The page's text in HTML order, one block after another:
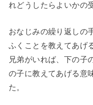
れどうしたらよいかの
おなじみの繰り返しの
ふくことを教えてあげ
兄弟がいれば、下の子
の子に教えてあげる意
た。